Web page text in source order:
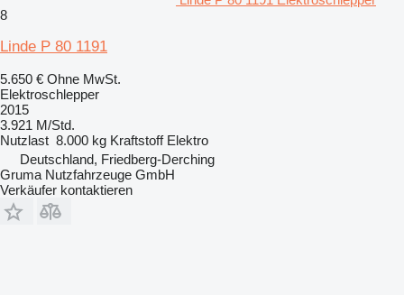
8
Linde P 80 1191
5.650 € Ohne MwSt.
Elektroschlepper
2015
3.921 M/Std.
Nutzlast 8.000 kg Kraftstoff Elektro
Deutschland, Friedberg-Derching
Gruma Nutzfahrzeuge GmbH
Verkäufer kontaktieren